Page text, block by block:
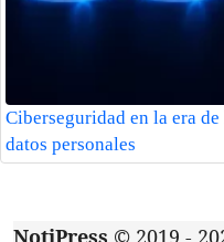
Ciberseguridad en la era
datos personales